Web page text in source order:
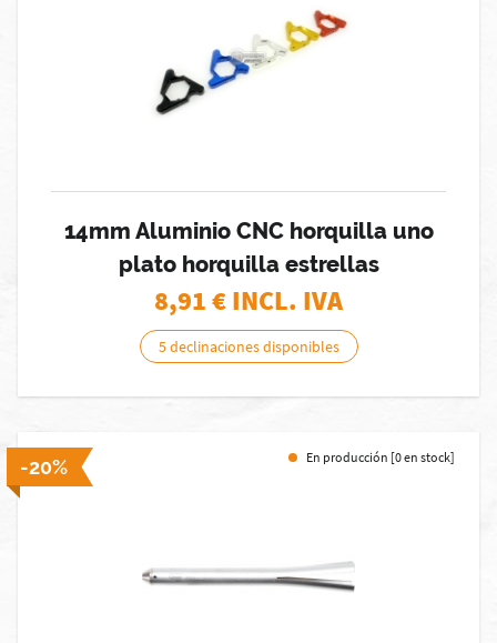
14mm Aluminio CNC horquilla uno
plato horquilla estrellas
8,91€ INCL. IVA
5 declinaciones disponibles
-20% En producción [0 en stock]